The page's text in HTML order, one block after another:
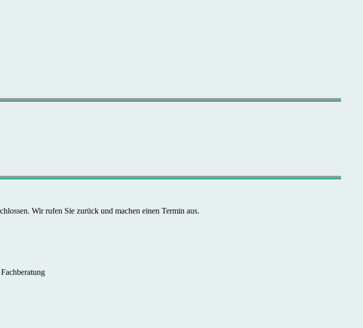
Wir rufen Sie zurück und machen einen Termin aus.